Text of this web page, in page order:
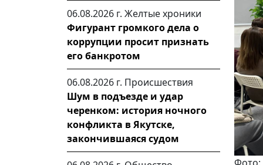
06.08.2026 г. Желтые хроники
Фигурант громкого дела о
коррупции просит признать
его банкротом
06.08.2026 г. Происшествия
Шум в подъезде и удар
черенком: история ночного
конфликта в Якутске,
закончившаяся судом